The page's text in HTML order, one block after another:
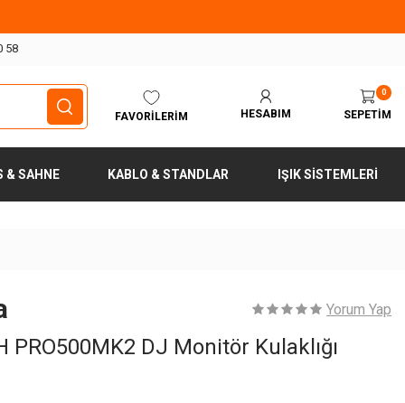
58
FAVORILERIM HESABIM
0
SEPETIM
& SAHNE KABLO & STANDLAR IŞIK SISTEMLERI
Yorum Yap
PRO500MK2 DJ Monitör Kulaklığı